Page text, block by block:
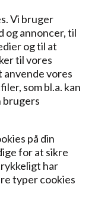
Vi bruger
og annoncer, til
og til at
til vores
vores
som bl.a. kan
brugers
på din
for at sikre
har
typer cookies